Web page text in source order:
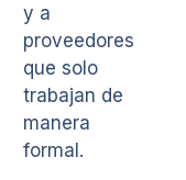
y a
proveedores
que solo
trabajan de
manera
formal.